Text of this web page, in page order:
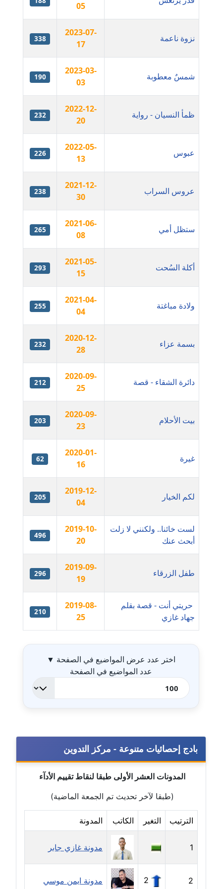
موقوف
مدونة أميرة اسماعيل
مدونة أميرة رفعت
عاملة
مدونة أميرة محمود
مدونة انجي مطاوع
عاملة
مدونة ايمان عماد
عاملة
مدونة ايمان قادري
عاملة
مدونة ايمن موسي
عاملة
مدونة إيناس عراقي
مدونة آيه ابو زهرة
مدونة آية الدرديري
مدونة آيه الغمري
عاملة
مدونة آية عبد العزيز
عاملة
مدونة ايهاب همام
عاملة
مدونة تامر زيدان
مدونة تسنيم فضالي
مدونة ثائر دالي
مدونة جاد كريم
عاملة
05
نزوة ناعمة
2023-07-
17
338
شمسٌ معطوبة
2023-03-
03
190
ظمأ النسيان - رواية
2022-12-
20
232
عبوس
2022-05-
13
226
عروس السراب
2021-12-
30
238
ستظل أمي
2021-06-
08
265
أكلة السُحت
2021-05-
15
293
ولادة مباغتة
2021-04-
04
255
بسمة عزاء
2020-12-
28
232
دائرة الشقاء - قصة
2020-09-
25
212
بيت الأحلام
2020-09-
23
203
غيرة
2020-01-
16
62
لكم الخيار
2019-12-
04
205
لست خائنا.. ولكنني لا زلت
أبحث عنك
2019-10-
20
496
طفل الزرقاء
2019-09-
19
296
حريتي أنت - قصة بقلم
جهاد غازي
2019-08-
25
210
اختر عدد عرض المواضيع في الصفحة ▼
عدد المواضيع في الصفحة
بادج إحصائيات متنوعة - مركز التدوين
المدونات العشر الأولى طبقا لنقاط تقييم الأدآء
(طبقا لآخر تحديث تم الجمعة الماضية)
الترتيب التغير الكاتب المدونة
1 مدونة غازي جابر
2
2 مدونة ايمن موسي